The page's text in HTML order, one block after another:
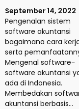
September 14, 2022
Pengenalan sistem
software akuntansi
bagaimana cara
serta
Mengenal software-
software akuntansi
ada di Indonesia.
Membedakan
akuntansi berbasis…